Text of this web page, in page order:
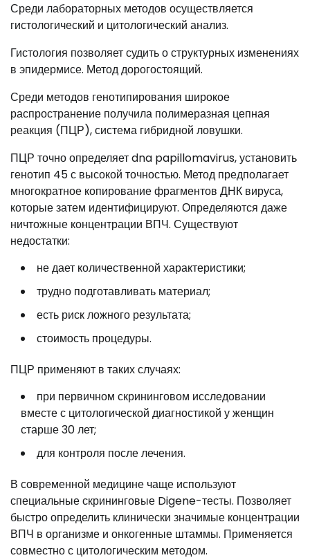
Среди лабораторных методов осуществляется
гистологический и цитологический анализ.
Гистология позволяет судить о структурных изменениях
в эпидермисе. Метод дорогостоящий.
Среди методов генотипирования широкое
распространение получила полимеразная цепная
реакция (ПЦР), система гибридной ловушки.
ПЦР точно определяет dna papillomavirus, установить
генотип 45 с высокой точностью. Метод предполагает
многократное копирование фрагментов ДНК вируса,
которые затем идентифицируют. Определяются даже
ничтожные концентрации ВПЧ. Существуют
недостатки:
не дает количественной характеристики;
трудно подготавливать материал;
есть риск ложного результата;
стоимость процедуры.
ПЦР применяют в таких случаях:
при первичном скрининговом исследовании
вместе с цитологической диагностикой у женщин
старше 30 лет;
для контроля после лечения.
В современной медицине чаще используют
специальные скрининговые Digene-тесты. Позволяет
быстро определить клинически значимые концентрации
ВПЧ в организме и онкогенные штаммы. Применяется
совместно с цитологическим методом.